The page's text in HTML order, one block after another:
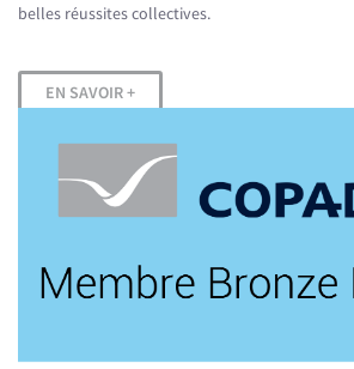
belles réussites collectives.
EN SAVOIR +
actualite_ice_copa-